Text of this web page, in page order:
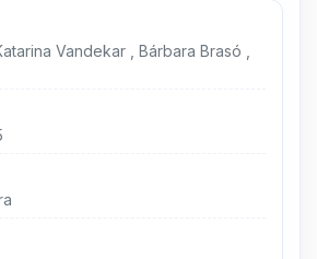
Vandekar , Bárbara Brasó ,